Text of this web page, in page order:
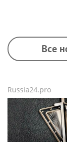
Все
Russia24.pro